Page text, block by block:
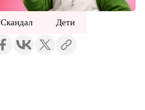
Скандал Дети